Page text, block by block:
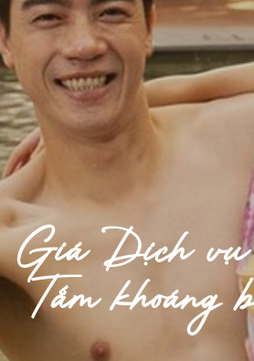
Giá Dịch vụ
Tắm khoáng